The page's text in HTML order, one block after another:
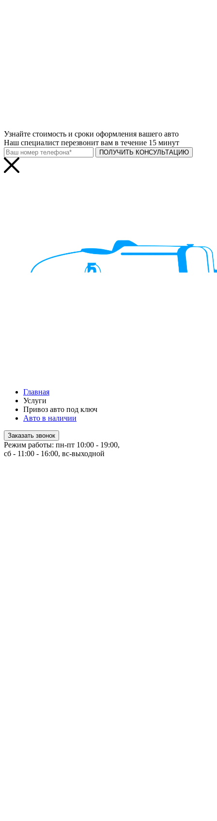
Узнайте стоимость и сроки оформления вашего авто
Наш специалист перезвонит вам в течение 15 минут
ПОЛУЧИТЬ КОНСУЛЬТАЦИЮ
Главная
Услуги
Привоз авто под ключ
Авто в наличии
Заказать звонок
Режим работы: пн-пт 10:00 - 19:00,
сб - 11:00 - 16:00, вс-выходной